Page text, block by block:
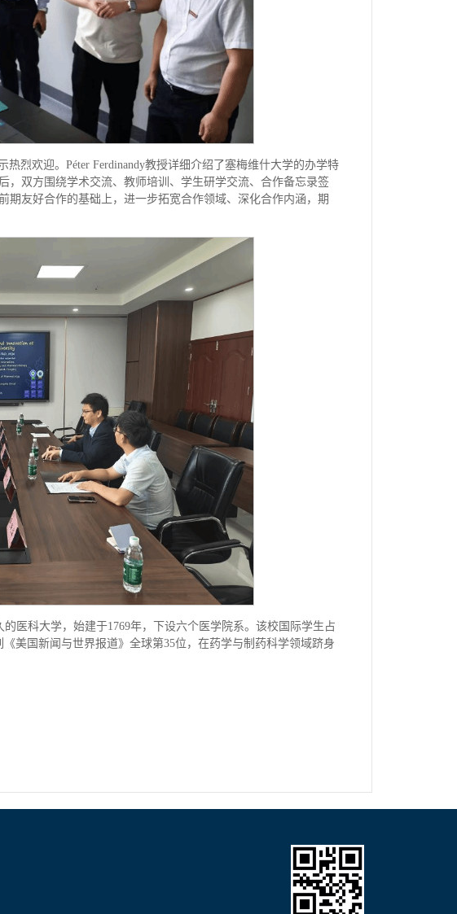
热烈欢迎。Péter Ferdinandy教授详细介绍了塞梅维什大学的办学特
双方围绕学术交流、教师培训、学生研学交流、合作备忘录签
友好合作的基础上，进一步拓宽合作领域、深化合作内涵，期
医科大学，始建于1769年，下设六个医学院系。该校国际学生占
美国新闻与世界报道》全球第35位，在药学与制药科学领域跻身